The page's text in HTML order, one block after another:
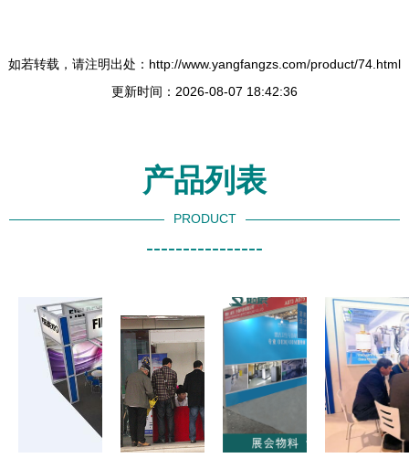
如若转载，请注明出处：http://www.yangfangzs.com/product/74.html
更新时间：2026-08-07 18:42:36
产品列表
PRODUCT
----------------